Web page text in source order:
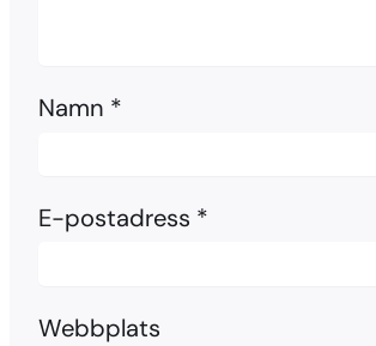
Namn *
E-postadress *
Webbplats